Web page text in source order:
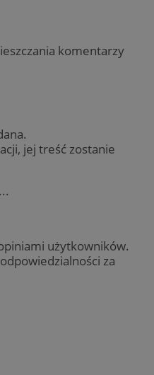
komentarzy
jej treść zostanie
użytkowników.
za